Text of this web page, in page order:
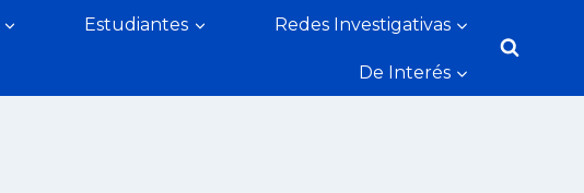
Estudiantes Redes Investigativas
De Interés